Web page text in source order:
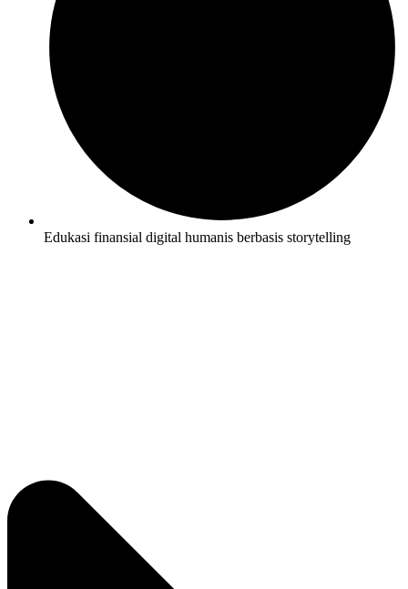
Edukasi finansial digital humanis berbasis storytelling